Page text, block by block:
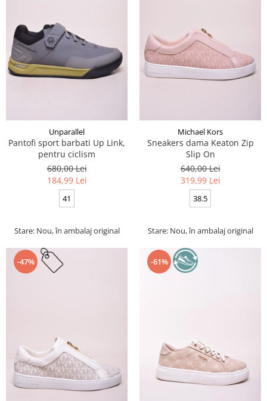
Unparallel
Pantofi sport barbati Up Link,
pentru ciclism
680,00 Lei
184,99 Lei
41
Stare: Nou, în ambalaj original
Michael Kors
Sneakers dama Keaton Zip
Slip On
640,00 Lei
319,99 Lei
38.5
Stare: Nou, în ambalaj original
-47% -61%